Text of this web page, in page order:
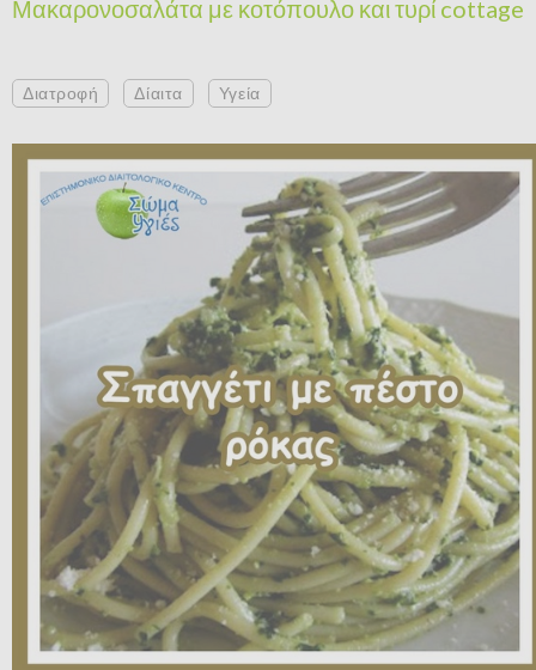
Μακαρονοσαλάτα με κοτόπουλο και τυρί cottage
Διατροφή Δίαιτα Υγεία